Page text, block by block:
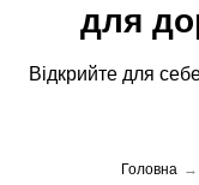
для
Відкрийте для
Головна →